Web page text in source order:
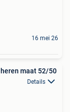
16 mei 26
heren maat 52/50
Details